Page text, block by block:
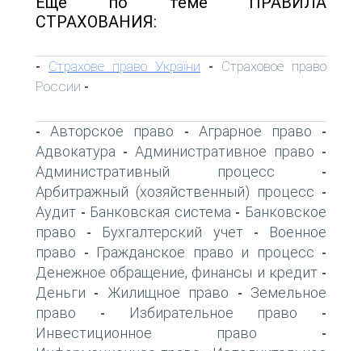
СТРАХОВАНИЯ:
- Страхове право України - Страховое право
России -
-Авторское право - Аграрное право -
Адвокатура - Административное право -
Административный процесс -
Арбитражный (хозяйственный) процесс -
Аудит - Банковская система - Банковское
право - Бухгалтерский учет-
Военное
право - Гражданское право и процесс -
Денежное обращение, финансы и кредит-
Деньги - Жилищное право - Земельное
право - Избирательное право -
Инвестиционное право -